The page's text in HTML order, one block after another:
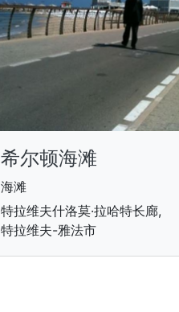
希尔顿海滩
海滩
特拉维夫什洛莫·拉哈特长廊,
特拉维夫-雅法市